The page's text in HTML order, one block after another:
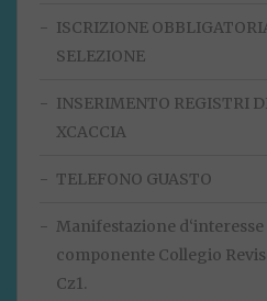
ISCRIZIONE
SELEZIONE
INSERIMENTO REGISTRI
XCACCIA
TELEFONO GUASTO
Manifestazione
componente Collegio
Cz1.